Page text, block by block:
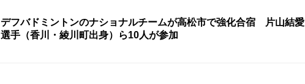
デフバドミントンのナショナルチームが高松市で強化合宿 片山結愛
選手（香川・綾川町出身）ら10人が参加